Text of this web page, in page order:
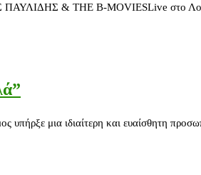
& ΤΗΕ B-MOVIESLive στο
μια ιδιαίτερη και ευαίσθητη